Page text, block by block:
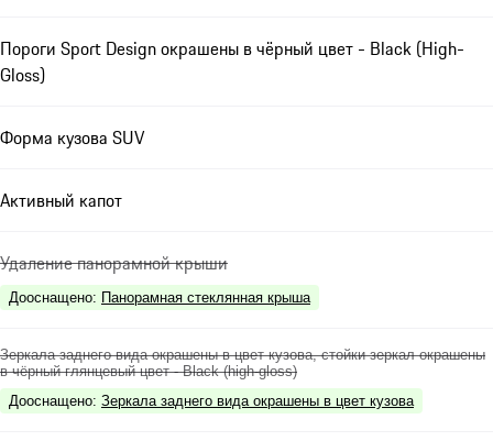
Пороги Sport Design окрашены в чёрный цвет - Black (High-
Gloss)
Форма кузова SUV
Активный капот
Удаление панорамной крыши
Дооснащено: Панорамная стеклянная крыша
Зеркала заднего вида окрашены в цвет кузова, стойки зеркал окрашены
в чёрный глянцевый цвет - Black (high-gloss)
Дооснащено: Зеркала заднего вида окрашены в цвет кузова